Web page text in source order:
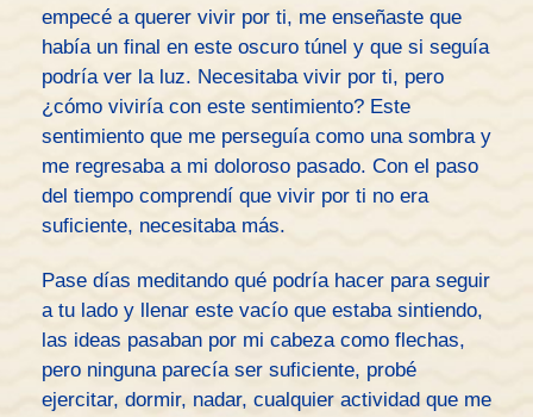
empecé a querer vivir por ti, me enseñaste que
había un final en este oscuro túnel y que si seguía
podría ver la luz. Necesitaba vivir por ti, pero
¿cómo viviría con este sentimiento? Este
sentimiento que me perseguía como una sombra y
me regresaba a mi doloroso pasado. Con el paso
del tiempo comprendí que vivir por ti no era
suficiente, necesitaba más.
Pase días meditando qué podría hacer para seguir
a tu lado y llenar este vacío que estaba sintiendo,
las ideas pasaban por mi cabeza como flechas,
pero ninguna parecía ser suficiente, probé
ejercitar, dormir, nadar, cualquier actividad que me